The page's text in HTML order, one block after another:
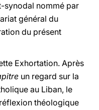
synodal nommé par
général du
du présent
Exhortation. Après
un regard sur la
au Liban, le
théologique